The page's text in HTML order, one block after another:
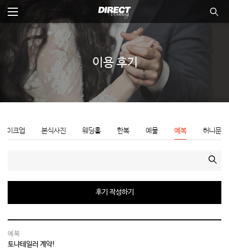
전체메뉴 통합
닫기
이용 후기
메이크업 본식사진 웨딩홀 한복 예물 예복 허니문
후기 작성하기
예복
토냐테일러 계약!